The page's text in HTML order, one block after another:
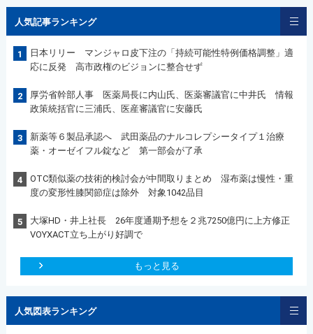
人気記事ランキング
1
日本リリー マンジャロ皮下注の「持続可能性特例価格調整」適
応に反発 高市政権のビジョンに整合せず
2
厚労省幹部人事 医薬局長に内山氏、医薬審議官に中井氏 情報
政策統括官に三浦氏、医産審議官に安藤氏
3
新薬等６製品承認へ 武田薬品のナルコレプシータイプ１治療
薬・オーゼイフル錠など 第一部会が了承
4
OTC類似薬の技術的検討会が中間取りまとめ 湿布薬は慢性・重
度の変形性膝関節症は除外 対象1042品目
5
大塚HD・井上社長 26年度通期予想を２兆7250億円に上方修正
VOYXACT立ち上がり好調で
もっと見る
人気図表ランキング